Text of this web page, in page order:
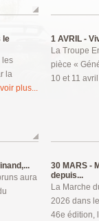
le
les
la
plus...
1 AVRIL -
La Troupe
pièce «
10 et 11
aura
30 MARS -
depuis...
La Marche
2026 dans
46e édition,